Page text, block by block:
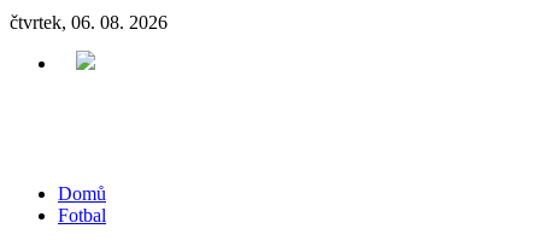
čtvrtek, 06. 08. 2026
Domů
Fotbal